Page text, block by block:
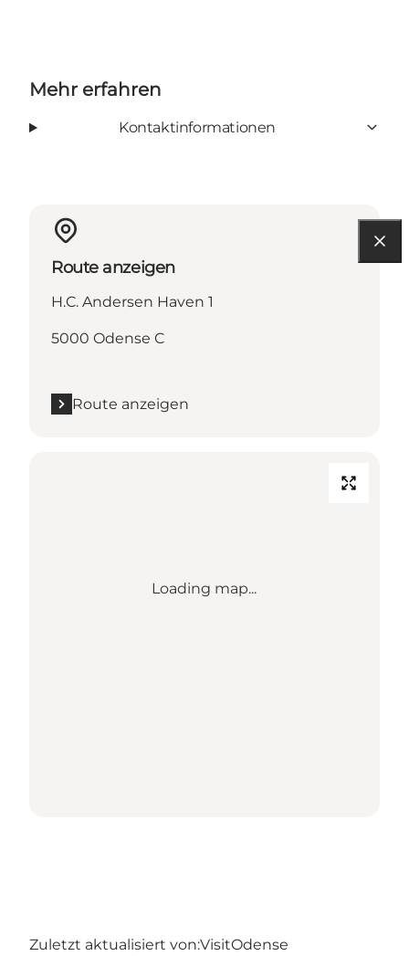
Mehr erfahren
Kontaktinformationen
Route anzeigen
H.C. Andersen Haven 1
5000 Odense C
Route anzeigen
Loading map...
Zuletzt aktualisiert von:VisitOdense